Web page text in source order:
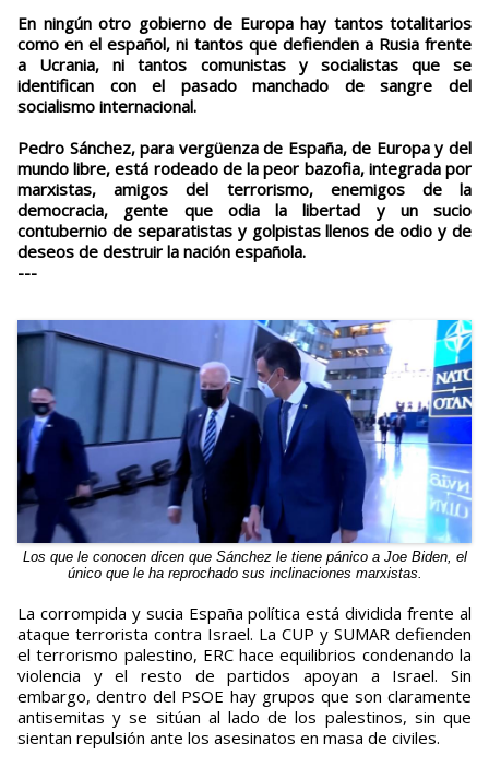
En ningún otro gobierno de Europa hay tantos totalitarios
como en el español, ni tantos que defienden a Rusia frente
a Ucrania, ni tantos comunistas y socialistas que se
identifican con el pasado manchado de sangre del
socialismo internacional.
Pedro Sánchez, para vergüenza de España, de Europa y del
mundo libre, está rodeado de la peor bazofia, integrada por
marxistas, amigos del terrorismo, enemigos de la
democracia, gente que odia la libertad y un sucio
contubernio de separatistas y golpistas llenos de odio y de
deseos de destruir la nación española.
---
Los que le conocen dicen que Sánchez le tiene pánico a Joe Biden, el
único que le ha reprochado sus inclinaciones marxistas.
La corrompida y sucia España política está dividida frente al
ataque terrorista contra Israel. La CUP y SUMAR defienden
el terrorismo palestino, ERC hace equilibrios condenando la
violencia y el resto de partidos apoyan a Israel. Sin
embargo, dentro del PSOE hay grupos que son claramente
antisemitas y se sitúan al lado de los palestinos, sin que
sientan repulsión ante los asesinatos en masa de civiles.